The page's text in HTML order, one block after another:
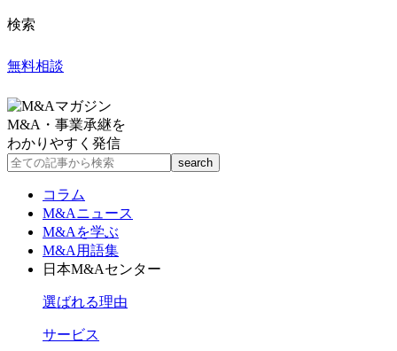
検索
無料相談
M&A・事業承継を
わかりやすく発信
コラム
M&Aニュース
M&Aを学ぶ
M&A用語集
日本M&Aセンター
選ばれる理由
サービス